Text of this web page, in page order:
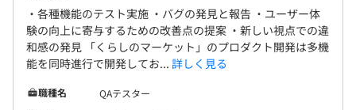
・各種機能のテスト実施 ・バグの発見と報告 ・ユーザー体
験の向上に寄与するための改善点の提案 ・新しい視点での違
和感の発見 「くらしのマーケット」のプロダクト開発は多機
能を同時進行で開発してお... 詳しく見る
職種名
QAテスター